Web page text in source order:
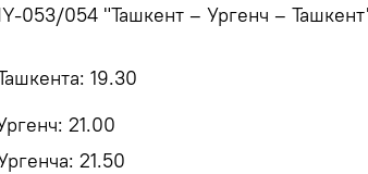
053/054 "Ташкент – Ургенч –
19.30
21.00
21.50